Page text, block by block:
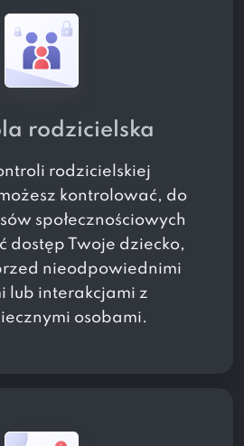
rodzicielska
rodzicielskiej
kontrolować, do
społecznościowych
dostęp Twoje dziecko,
nieodpowiednimi
lub interakcjami z
osobami.